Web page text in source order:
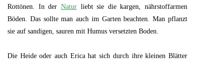
Rottönen. In der Naturliebt sie die kargen, nährstoffarmen
Böden. Das sollte man auch im Garten beachten. Man pflanzt
sie auf sandigen, sauren mit Humus versetzten Boden.
Die Heide oder auch Erica hat sich durch ihre kleinen Blätter